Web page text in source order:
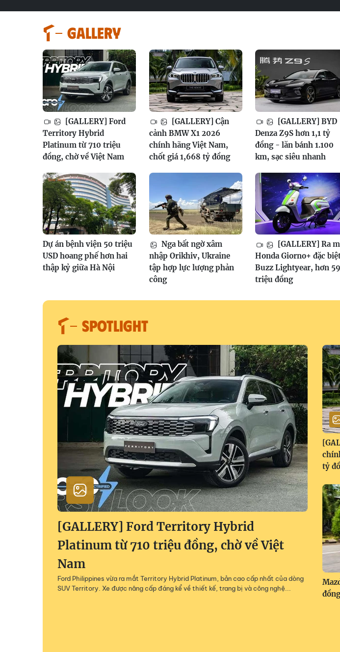
GALLERY
[GALLERY] Ford
Territory Hybrid
Platinum từ 710 triệu
đồng, chờ về Việt Nam
[GALLERY] Cận
cảnh BMW X1 2026
chính hãng Việt Nam,
chốt giá 1,668 tỷ đồng
[GALLERY] BYD
Denza Z9S hơn 1,1 tỷ
đồng - lăn bánh 1.100
km, sạc siêu nhanh
Dự án bệnh viện 50 triệu
USD hoang phế hơn hai
thập kỷ giữa Hà Nội
Nga bất ngờ xâm
nhập Orikhiv, Ukraine
tập hợp lực lượng phản
công
[GALLERY] Ra
Honda Giorno+ đặc
Buzz Lightyear, hơn 59
triệu đồng
SPOTLIGHT
[GALLERY] Ford Territory Hybrid
Platinum từ 710 triệu đồng, chờ về Việt
Nam
Ford Philippines vừa ra mắt Territory Hybrid Platinum, bản cao cấp nhất của dòng
SUV Territory. Xe được nâng cấp đáng kể về thiết kế, trang bị và công nghệ...
tỷ